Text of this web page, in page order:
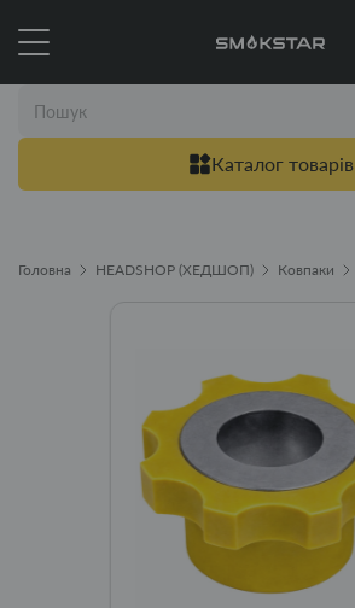
Каталог товарів
Головна HEADSHOP (ХЕДШОП) Ковпаки